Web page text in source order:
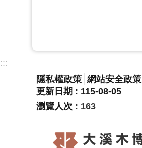
:::
隱私權政策 網站安全政策
更新日期
115-08-05
瀏覽人次
163